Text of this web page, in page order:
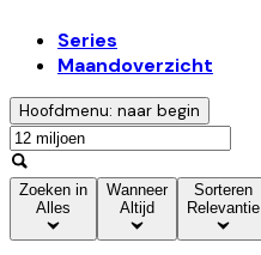
Series
Maandoverzicht
Hoofdmenu: naar begin
Zoeken in
Alles
Wanneer
Altijd
Sorteren
Relevantie